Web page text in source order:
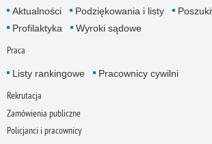
Aktualności Podziękowania i listy
Profilaktyka
Wyroki sądowe
Praca
Listy rankingowe Pracownicy cywilni
Rekrutacja
Zamówienia publiczne
Policjanci i pracownicy